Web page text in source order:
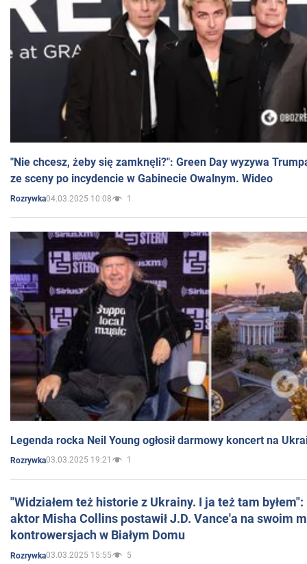
"Nie chcesz, żeby się zamknęli?": Green Day wyzywa
ze sceny po incydencie w Gabinecie Owalnym. Wideo
Rozrywka04.03.2025 10:08 1
Legenda rocka Neil Young ogłosił darmowy koncert na
Rozrywka03.03.2025 19:21 1
"Widziałem też historie z Ukrainy. I ja też tam
aktor Misha Collins postawił J.D. Vance'a na swoim
kontrowersjach w Białym Domu
Rozrywka03.03.2025 15:55 5